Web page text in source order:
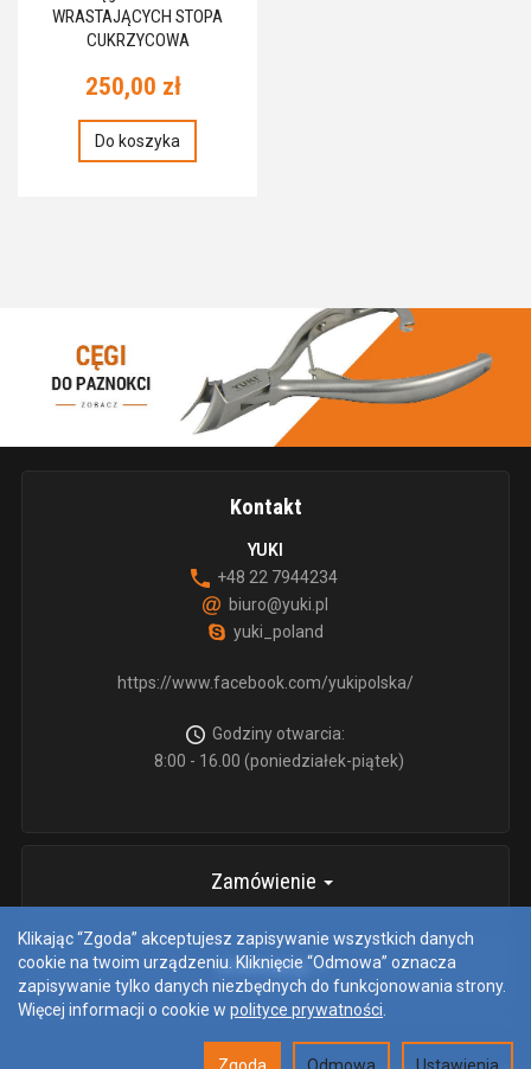
WRASTAJĄCYCH STOPA
CUKRZYCOWA
250,00 zł
Do koszyka
Kontakt
YUKI
+48 22 7944234
biuro@yuki.pl
yuki_poland
https://www.facebook.com/yukipolska/
Godziny otwarcia:
8:00 - 16.00 (poniedziałek-piątek)
Zamówienie
informacje
Klikając “Zgoda” akceptujesz zapisywanie wszystkich danych
cookie na twoim urządzeniu. Kliknięcie “Odmowa” oznacza
zapisywanie tylko danych niezbędnych do funkcjonowania strony.
Więcej informacji o cookie w polityce prywatności